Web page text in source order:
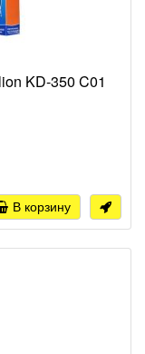
KD-350 C01
В корзину